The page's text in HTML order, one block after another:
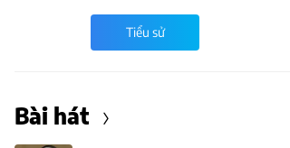
Tiểu sử
Bài hát